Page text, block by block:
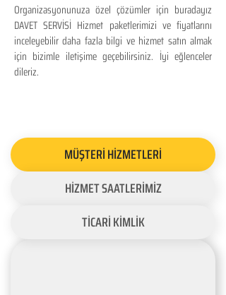
Organizasyonunuza özel çözümler için buradayız
DAVET SERVİSİ Hizmet paketlerimizi ve fiyatlarını
inceleyebilir daha fazla bilgi ve hizmet satın almak
için bizimle iletişime geçebilirsiniz. İyi eğlenceler
dileriz.
MÜŞTERİ HİZMETLERİ
HİZMET SAATLERİMİZ
TİCARİ KİMLİK